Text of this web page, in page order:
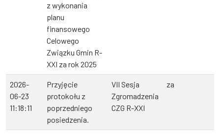
z wykonania
planu
finansowego
Celowego
Związku Gmin R-
XXI za rok 2025
2026-
06-23
11:18:11
Przyjęcie
protokołu z
poprzedniego
posiedzenia.
VII Sesja
Zgromadzenia
CZG R-XXI
za